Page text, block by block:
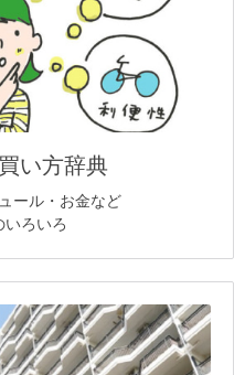
い方辞典
ール・お金など
いろいろ